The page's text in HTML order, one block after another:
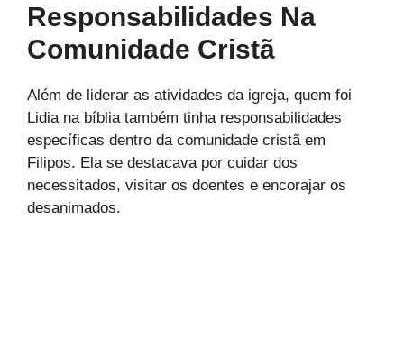
Responsabilidades Na
Comunidade Cristã
Além de liderar as atividades da igreja, quem foi
Lidia na bíblia também tinha responsabilidades
específicas dentro da comunidade cristã em
Filipos. Ela se destacava por cuidar dos
necessitados, visitar os doentes e encorajar os
desanimados.